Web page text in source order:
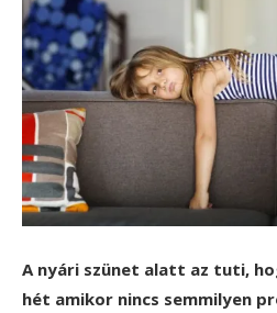
A nyári szünet alatt az tuti,
hét amikor nincs semmilyen